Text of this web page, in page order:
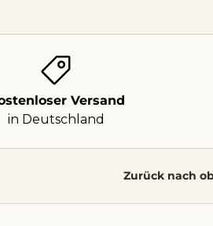
Versand
in Deutschland
Zurück nach